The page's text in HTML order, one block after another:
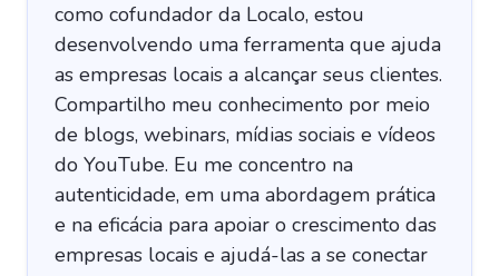
como cofundador da Localo, estou
desenvolvendo uma ferramenta que ajuda
as empresas locais a alcançar seus clientes.
Compartilho meu conhecimento por meio
de blogs, webinars, mídias sociais e vídeos
do YouTube. Eu me concentro na
autenticidade, em uma abordagem prática
e na eficácia para apoiar o crescimento das
empresas locais e ajudá-las a se conectar